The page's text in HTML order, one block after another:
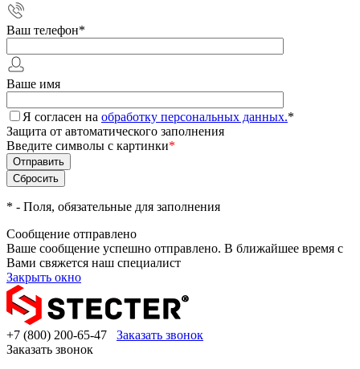
Ваш телефон*
Ваше имя
Я согласен на обработку персональных данных.*
Защита от автоматического заполнения
Введите символы с картинки*
* - Поля, обязательные для заполнения
Сообщение отправлено
Ваше сообщение успешно отправлено. В ближайшее время с
Вами свяжется наш специалист
Закрыть окно
+7 (800) 200-65-47
Заказать звонок
Заказать звонок